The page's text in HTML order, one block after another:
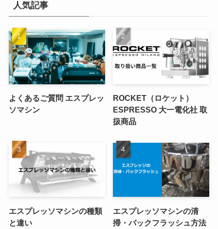
人気記事
よくあるご質問 エスプレッ
ソマシン
ROCKET（ロケット）
ESPRESSO 大一電化社 取
扱商品
エスプレッソマシンの種類
と違い
エスプレッソマシンの清
掃・バックフラッシュ方法